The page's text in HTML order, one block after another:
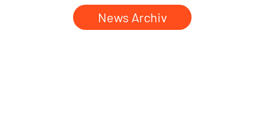
News Archiv